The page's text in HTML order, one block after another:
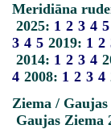
Meridiāna
2025: 1 2 3 4 5
3 4 5 2019: 1 2
2014: 1 2 3 4
4 2008: 1 2 3 4
Ziema /
Gaujas Ziema